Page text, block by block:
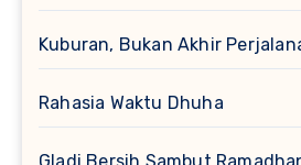
Kuburan, Bukan Akhir
Rahasia Waktu Dhuha